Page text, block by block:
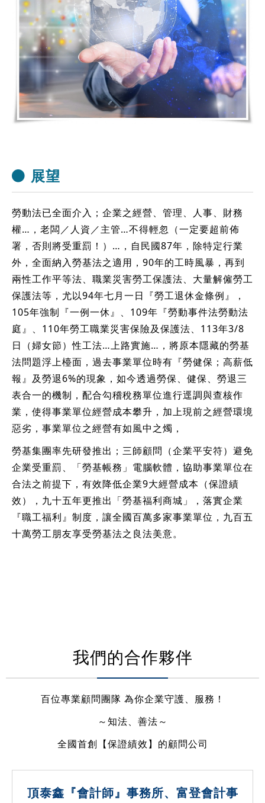
展望
勞動法已全面介入；企業之經營、管理、人事、財務
權…，老闆／人資／主管…不得輕忽（一定要超前佈
署，否則將受重罰！）…，自民國87年，除特定行業
外，全面納入勞基法之適用，90年的工時風暴，再到
兩性工作平等法、職業災害勞工保護法、大量解僱勞工
保護法等，尤以94年七月一日『勞工退休金條例』，
105年強制『一例一休』、109年『勞動事件法勞動法
庭』、110年勞工職業災害保險及保護法、113年3/8
日（婦女節）性工法…上路實施…，將原本隱藏的勞基
法問題浮上檯面，過去事業單位時有『勞健保；高薪低
報』及勞退6%的現象，如今透過勞保、健保、勞退三
表合一的機制，配合勾稽稅務單位進行逕調與查核作
業，使得事業單位經營成本攀升，加上現前之經營環境
惡劣，事業單位之經營有如風中之燭，
勞基集團率先研發推出；三師顧問（企業平安符）避免
企業受重罰、「勞基帳務」電腦軟體，協助事業單位在
合法之前提下，有效降低企業9大經營成本（保證績
效），九十五年更推出「勞基福利商城」，落實企業
『職工福利』制度，讓全國百萬多家事業單位，九百五
十萬勞工朋友享受勞基法之良法美意。
我們的合作夥伴
百位專業顧問團隊 為你企業守護、服務！
～知法、善法～
全國首創【保證績效】的顧問公司
頂泰鑫『會計師』事務所、富登會計事